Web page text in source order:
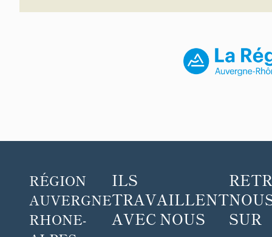
RÉGION
AUVERGNE
RHONE-
ILS
TRAVAILLENT
AVEC NOUS
SUR